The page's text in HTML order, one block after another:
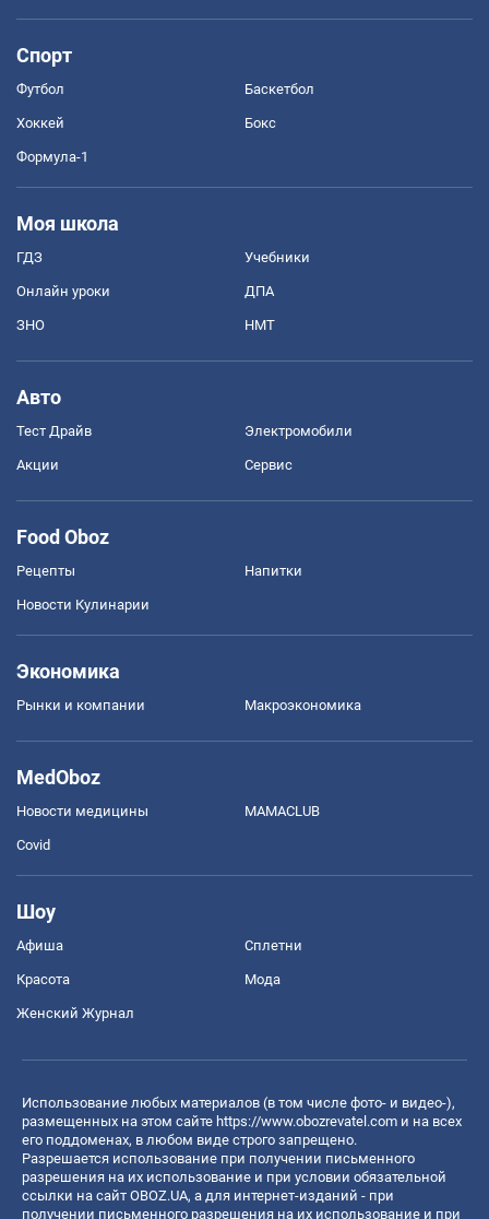
Спорт
Футбол Баскетбол
Хоккей Бокс
Формула-1
Моя школа
ГДЗ Учебники
Онлайн уроки ДПА
ЗНО НМТ
Авто
Тест Драйв Электромобили
Акции Сервис
Food Oboz
Рецепты Напитки
Новости Кулинарии
Экономика
Рынки и компании Mакроэкономика
MedOboz
Новости медицины MAMACLUB
Covid
Шоу
Афиша Сплетни
Красота Мода
Женский Журнал
Использование любых материалов (в том числе фото- и видео-),
размещенных на этом сайте https://www.obozrevatel.com и на всех
его поддоменах, в любом виде строго запрещено.
Разрешается использование при получении письменного
разрешения на их использование и при условии обязательной
ссылки на сайт OBOZ.UA, а для интернет-изданий - при
получении письменного разрешения на их использование и при